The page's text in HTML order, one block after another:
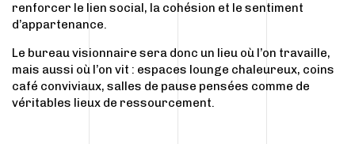
renforcer le lien social, la cohésion et le sentiment
d’appartenance.
Le bureau visionnaire sera donc un lieu où l’on travaille,
mais aussi où l’on vit : espaces lounge chaleureux, coins
café conviviaux, salles de pause pensées comme de
véritables lieux de ressourcement.